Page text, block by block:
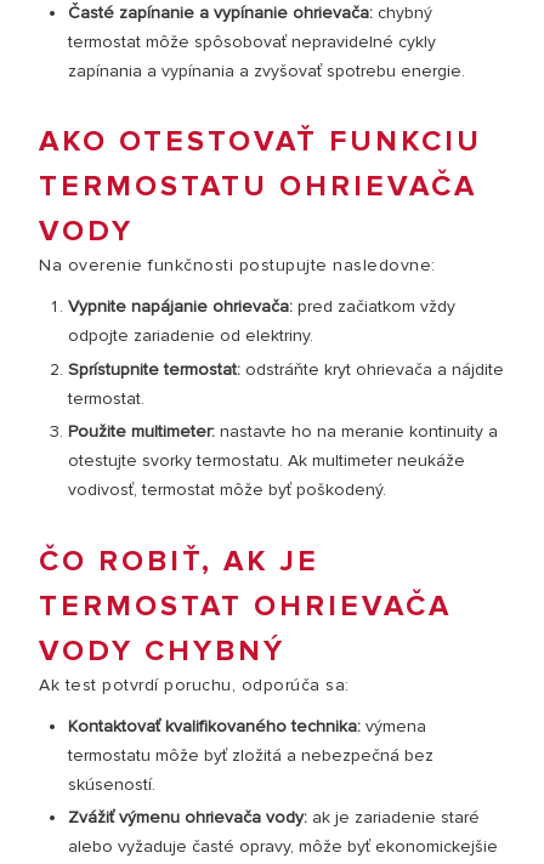
Časté zapínanie a vypínanie ohrievača: chybný
termostat môže spôsobovať nepravidelné cykly
zapínania a vypínania a zvyšovať spotrebu energie.
AKO OTESTOVAŤ FUNKCIU
TERMOSTATU OHRIEVAČA
VODY
Na overenie funkčnosti postupujte nasledovne:
Vypnite napájanie ohrievača: pred začiatkom vždy
odpojte zariadenie od elektriny.
Sprístupnite termostat: odstráňte kryt ohrievača a nájdite
termostat.
Použite multimeter: nastavte ho na meranie kontinuity a
otestujte svorky termostatu. Ak multimeter neukáže
vodivosť, termostat môže byť poškodený.
ČO ROBIŤ, AK JE
TERMOSTAT OHRIEVAČA
VODY CHYBNÝ
Ak test potvrdí poruchu, odporúča sa:
Kontaktovať kvalifikovaného technika: výmena
termostatu môže byť zložitá a nebezpečná bez
skúseností.
Zvážiť výmenu ohrievača vody: ak je zariadenie staré
alebo vyžaduje časté opravy, môže byť ekonomickejšie